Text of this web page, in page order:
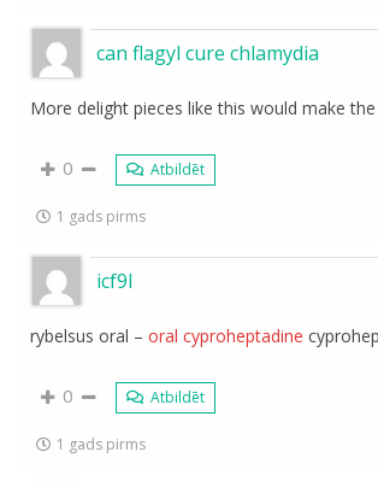
can flagyl cure chlamydia
More delight pieces like this would make
0 Atbildēt
1 gads pirms
icf9l
rybelsus oral –oral cyproheptadine
0 Atbildēt
1 gads pirms